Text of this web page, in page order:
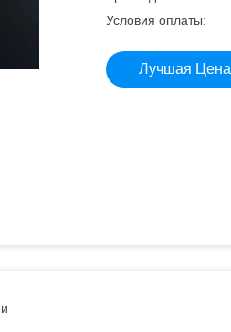
Условия оплаты:
Лучшая Цена